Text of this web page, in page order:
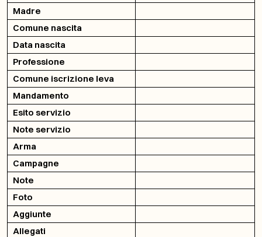
Madre
Comune nascita
Data nascita
Professione
Comune iscrizione leva
Mandamento
Esito servizio
Note servizio
Arma
Campagne
Note
Foto
Aggiunte
Allegati